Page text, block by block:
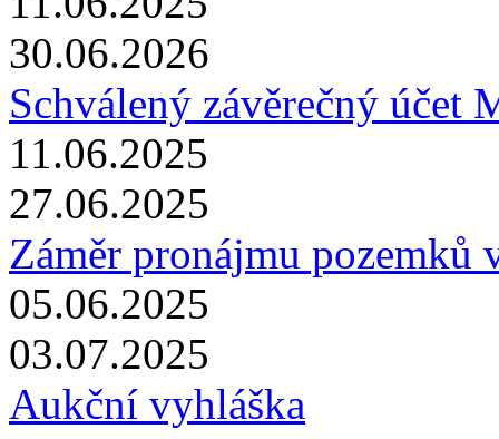
30.06.2026
Schválený závěrečný účet
11.06.2025
27.06.2025
Záměr pronájmu pozemků
05.06.2025
03.07.2025
Aukční vyhláška